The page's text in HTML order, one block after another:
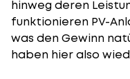
hinweg deren
funktionieren PV-
was den Gewinn
haben hier also